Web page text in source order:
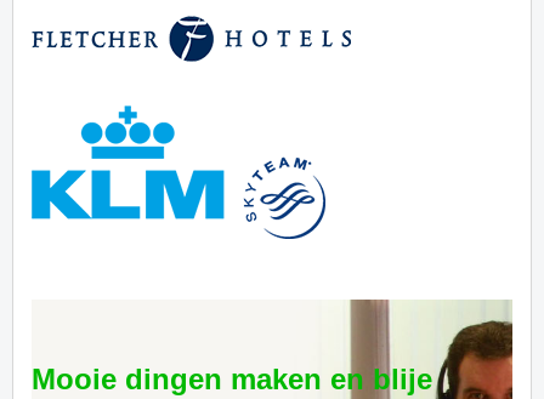
Mooie dingen maken en blije